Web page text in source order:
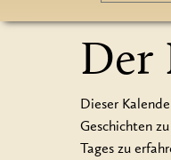
Der
Dieser
Geschichten
Tages zu